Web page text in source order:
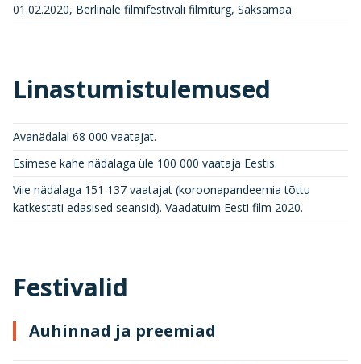
01.02.2020, Berlinale filmifestivali filmiturg, Saksamaa
Linastumistulemused
Avanädalal 68 000 vaatajat.
Esimese kahe nädalaga üle 100 000 vaataja Eestis.
Viie nädalaga 151 137 vaatajat (koroonapandeemia tõttu
katkestati edasised seansid). Vaadatuim Eesti film 2020.
Festivalid
Auhinnad ja preemiad